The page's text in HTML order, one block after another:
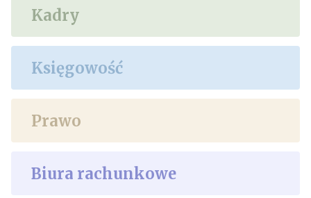
Kadry
Księgowość
Prawo
Biura rachunkowe